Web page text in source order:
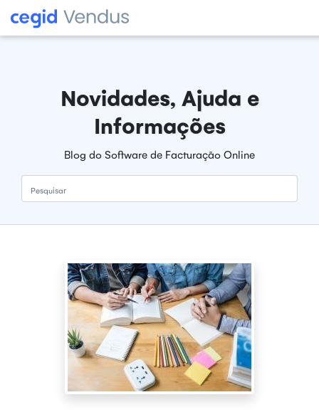
Novidades, Ajuda e
Informações
Blog do Software de Facturação Online